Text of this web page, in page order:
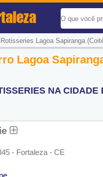
Rotisseries Lagoa Sapiranga
Lagoa
NA
- Fortaleza - CE